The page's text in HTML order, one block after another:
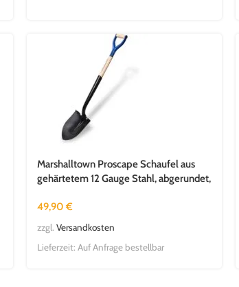
Marshalltown Proscape Schaufel aus
gehärtetem 12 Gauge Stahl, abgerundet,
49,90€
zzgl. Versandkosten
Lieferzeit: Auf Anfrage bestellbar